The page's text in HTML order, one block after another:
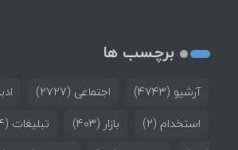
برچسب ها
آرشیو (4743) اجتماعی (2727)
استخدام (2) بازار (403) تبلیغات (124)